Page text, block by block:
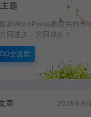
题
新WordPress教程共同学
同进步，共同成长！
QQ交流群
章 2026年8